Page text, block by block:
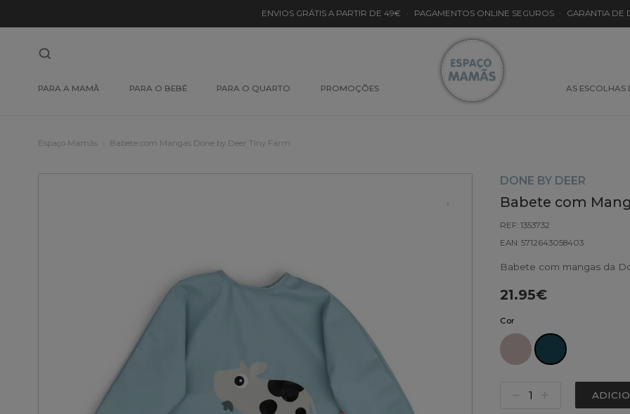
ENVIOS GRÁTIS A PARTIR DE 49€ · PAGAMENTOS ONLINE SEGUROS · GARANTIA DE
PARA A MAMÃ PARA O BEBÉ PARA O QUARTO PROMOÇÕES AS ESCOLHAS
Espaço Mamãs Babete com Mangas Done by Deer Tiny Farm
DONE BY DEER
Babete com
REF: 1353732
EAN: 5712643058403
Babete com mangas da
21.95€
Cor